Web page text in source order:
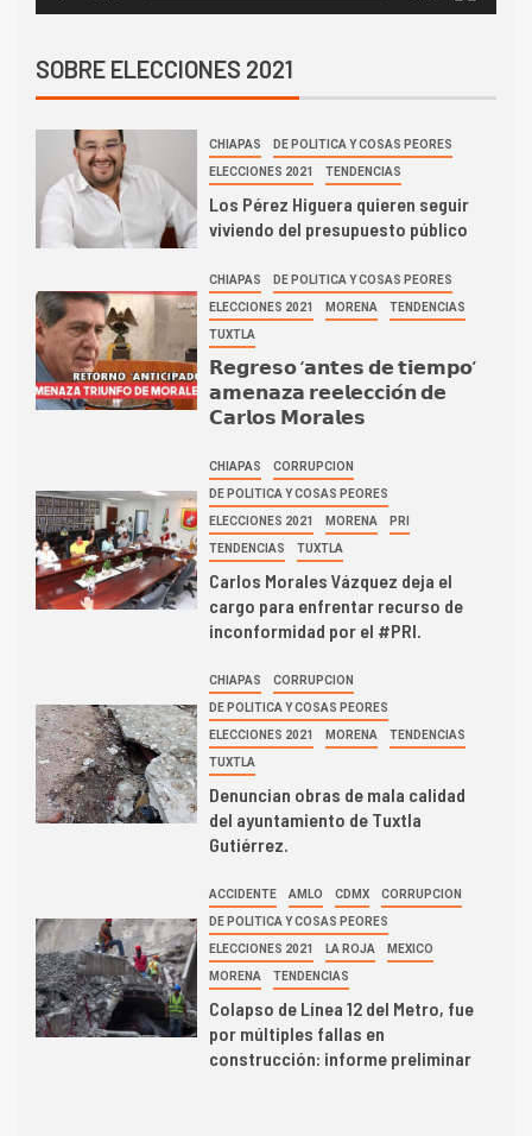
SOBRE ELECCIONES 2021
CHIAPAS DE POLITICA Y COSAS PEORES
ELECCIONES 2021 TENDENCIAS
Los Pérez Higuera quieren seguir
viviendo del presupuesto público
CHIAPAS DE POLITICA Y COSAS PEORES
ELECCIONES 2021 MORENA TENDENCIAS
TUXTLA
𝗥𝗲𝗴𝗿𝗲𝘀𝗼 ‘𝗮𝗻𝘁𝗲𝘀 𝗱𝗲 𝘁𝗶𝗲𝗺𝗽𝗼’
𝗮𝗺𝗲𝗻𝗮𝘇𝗮 𝗿𝗲𝗲𝗹𝗲𝗰𝗰𝗶𝗼́𝗻 𝗱𝗲
𝗖𝗮𝗿𝗹𝗼𝘀 𝗠𝗼𝗿𝗮𝗹𝗲𝘀
CHIAPAS CORRUPCION
DE POLITICA Y COSAS PEORES
ELECCIONES 2021 MORENA PRI
TENDENCIAS TUXTLA
Carlos Morales Vázquez deja el
cargo para enfrentar recurso de
inconformidad por el #PRI.
CHIAPAS CORRUPCION
DE POLITICA Y COSAS PEORES
ELECCIONES 2021 MORENA TENDENCIAS
TUXTLA
Denuncian obras de mala calidad
del ayuntamiento de Tuxtla
Gutiérrez.
ACCIDENTE AMLO CDMX CORRUPCION
DE POLITICA Y COSAS PEORES
ELECCIONES 2021 LA ROJA MEXICO
MORENA TENDENCIAS
Colapso de Línea 12 del Metro, fue
por múltiples fallas en
construcción: informe preliminar